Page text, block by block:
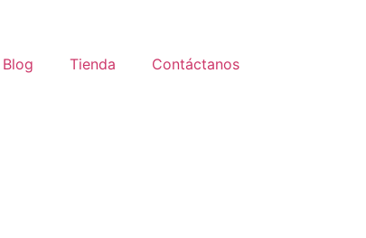
Blog Tienda Contáctanos